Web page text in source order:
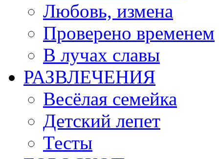
Любовь, измена
Проверено временем
В лучах славы
РАЗВЛЕЧЕНИЯ
Весёлая семейка
Детский лепет
Тесты